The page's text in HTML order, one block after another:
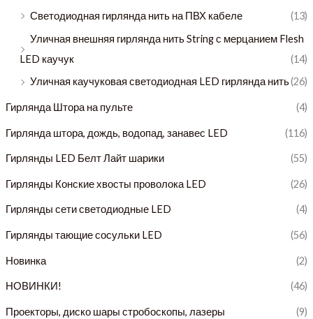
Светодиодная гирлянда нить на ПВХ кабеле
(13)
Уличная внешняя гирлянда нить String с мерцанием Flesh
LED каучук
(14)
Уличная каучуковая светодиодная LED гирлянда нить(26)
Гирлянда Штора на пульте (4)
Гирлянда штора, дождь, водопад, занавес LED (116)
Гирлянды LED Белт Лайт шарики (55)
Гирлянды Конские хвосты проволока LED (26)
Гирлянды сети светодиодные LED (4)
Гирлянды тающие сосульки LED (56)
Новинка (2)
НОВИНКИ! (46)
Проекторы, диско шары стробоскопы, лазеры (9)